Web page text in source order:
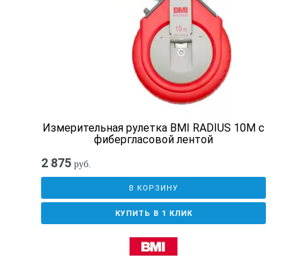
Измерительная рулетка BMI RADIUS 10M с
фибергласовой лентой
2 875 руб.
В КОРЗИНУ
КУПИТЬ В 1 КЛИК